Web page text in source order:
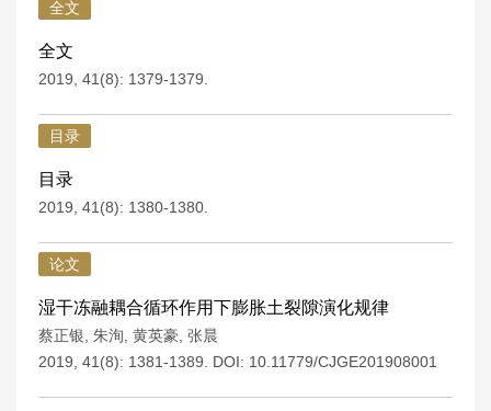
全文
全文
2019, 41(8): 1379-1379.
目录
目录
2019, 41(8): 1380-1380.
论文
湿干冻融耦合循环作用下膨胀土裂隙演化规律
蔡正银 朱洵 黄英豪 张晨
2019, 41(8): 1381-1389.
DOI: 10.11779/CJGE201908001